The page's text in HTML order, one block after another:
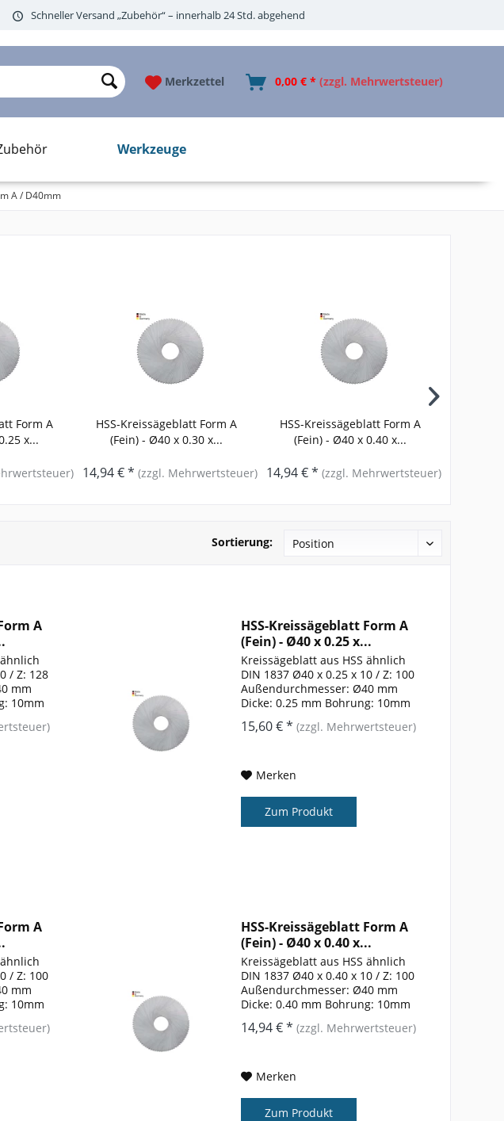
Schneller Versand „Zubehör“ – innerhalb 24 Std. abgehend
Merkzettel 0,00 € * (zzgl. Mehrwertsteuer)
Werkzeuge
A / D40mm
Form A
x...
HSS-Kreissägeblatt Form A
(Fein) - Ø40 x 0.30 x...
14,94 € * (zzgl. Mehrwertsteuer)
HSS-Kreissägeblatt Form A
(Fein) - Ø40 x 0.40 x...
14,94 € * (zzgl. Mehrwertsteuer)
Sortierung:
A
/ Z: 128
mm
10mm
HSS-Kreissägeblatt Form A
(Fein) - Ø40 x 0.25 x...
Kreissägeblatt aus HSS ähnlich
DIN 1837 Ø40 x 0.25 x 10 / Z: 100
Außendurchmesser: Ø40 mm
Dicke: 0.25 mm Bohrung: 10mm
Zähnezahl: 100 Form: A
15,60 € *(zzgl. Mehrwertsteuer)
Merken
Zum Produkt
A
/ Z: 100
mm
10mm
HSS-Kreissägeblatt Form A
(Fein) - Ø40 x 0.40 x...
Kreissägeblatt aus HSS ähnlich
DIN 1837 Ø40 x 0.40 x 10 / Z: 100
Außendurchmesser: Ø40 mm
Dicke: 0.40 mm Bohrung: 10mm
14,94 € *(zzgl. Mehrwertsteuer)
Merken
Zum Produkt